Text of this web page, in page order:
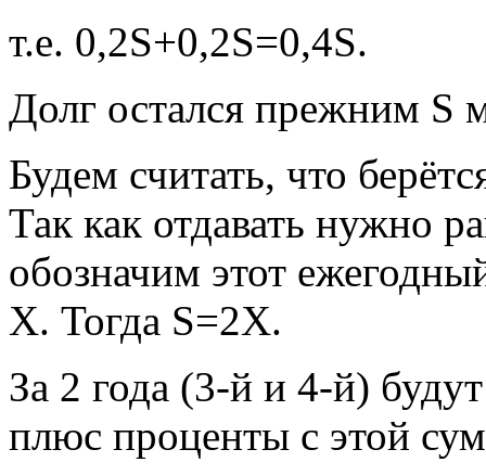
т.е. 0,2S+0,2S=0,4S.
Долг остался прежним S
Будем считать, что
Так как отдавать нужно
обозначим этот
Х. Тогда S=2X.
За 2 года (3-й и 4-й)
плюс проценты с этой